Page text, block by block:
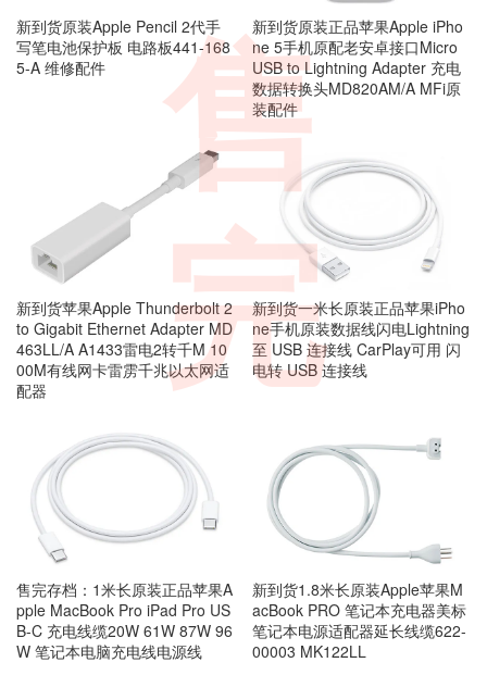
新到货原装Apple Pencil 2代手
写笔电池保护板 电路板441-168
5-A 维修配件
新到货原装正品苹果Apple iPho
ne 5手机原配老安卓接口Micro
USB to Lightning Adapter 充电
数据转换头MD820AM/A MFi原
装配件
新到货苹果Apple Thunderbolt 2
to Gigabit Ethernet Adapter MD
463LL/A A1433雷电2转千M 10
00M有线网卡雷雳千兆以太网适
配器
新到货一米长原装正品苹果iPho
ne手机原装数据线闪电Lightning
至 USB 连接线 CarPlay可用 闪
电转 USB 连接线
售完存档：1米长原装正品苹果A
pple MacBook Pro iPad Pro US
B-C 充电线缆20W 61W 87W 96
W 笔记本电脑充电线电源线
新到货1.8米长原装Apple苹果M
acBook PRO 笔记本充电器美标
笔记本电源适配器延长线缆622-
00003 MK122LL
售
完